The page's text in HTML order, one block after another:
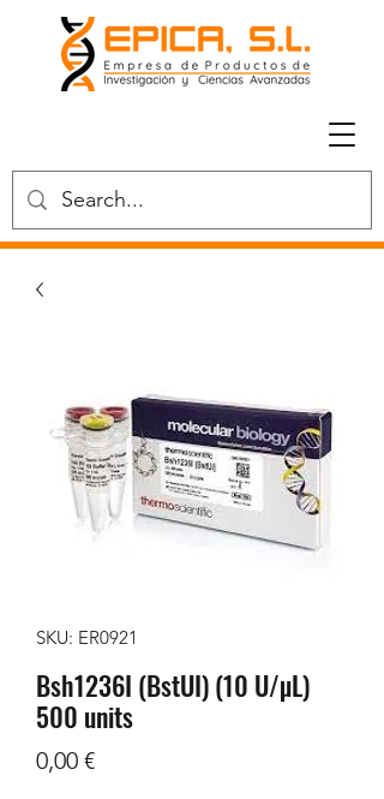
SKU: ER0921
Bsh1236I (BstUI) (10 U/µL)
500 units
0,00 €Precio